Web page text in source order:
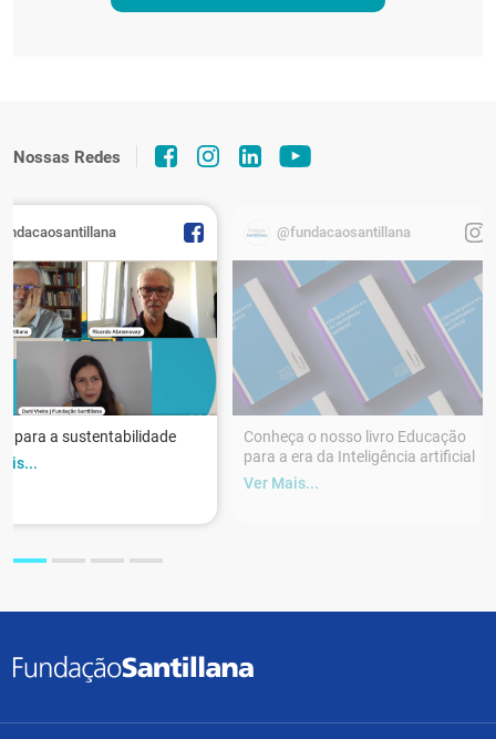
Nossas Redes
para a sustentabilidade
@fundacaosantillana
Conheça o nosso livro Educação
para a era da Inteligência artificial
Ver Mais...